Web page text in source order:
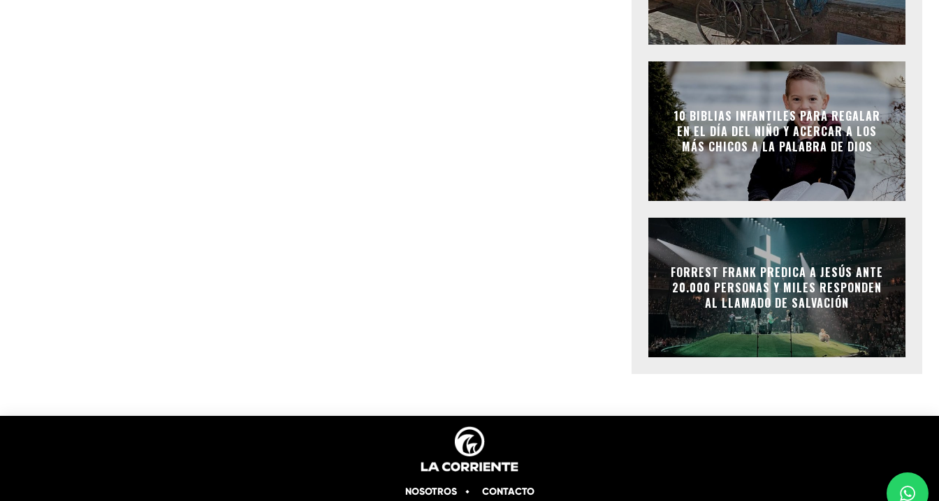
10 BIBLIAS INFANTILES PARA REGALAR
EN EL DÍA DEL NIÑO Y ACERCAR A LOS
MÁS CHICOS A LA PALABRA DE DIOS
FORREST FRANK PREDICA A JESÚS ANTE
20.000 PERSONAS Y MILES RESPONDEN
AL LLAMADO DE SALVACIÓN
NOSOTROS CONTACTO